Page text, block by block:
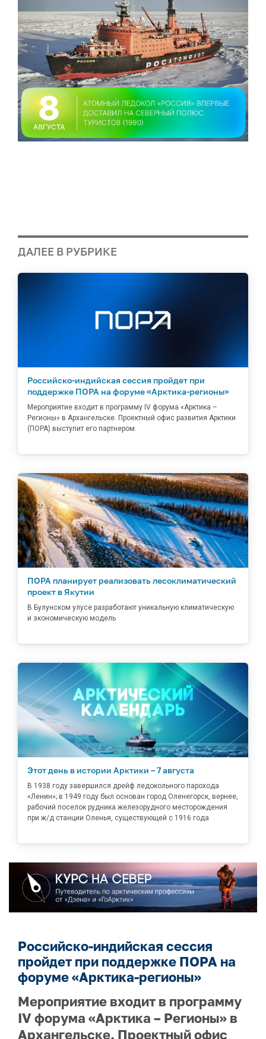
ДАЛЕЕ В РУБРИКЕ
Российско-индийская сессия пройдет при
поддержке ПОРА на форуме «Арктика-регионы»
Мероприятие входит в программу IV форума «Арктика –
Регионы» в Архангельске. Проектный офис развития Арктики
(ПОРА) выступит его партнером.
ПОРА планирует реализовать лесоклиматический
проект в Якутии
В Булунском улусе разработают уникальную климатическую
и экономическую модель
Этот день в истории Арктики – 7 августа
В 1938 году завершился дрейф ледокольного парохода
«Ленин»; в 1949 году был основан город Оленегорск, вернее,
рабочий поселок рудника железорудного месторождения
при ж/д станции Оленья, существующей с 1916 года
Российско-индийская сессия
пройдет при поддержке ПОРА на
форуме «Арктика-регионы»
Мероприятие входит в программу
IV форума «Арктика – Регионы» в
Архангельске. Проектный офис